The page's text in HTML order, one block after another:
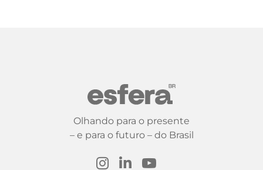
Olhando para o presente
– e para o futuro – do Brasil